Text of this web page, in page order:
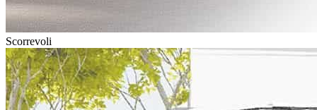
Scorrevoli